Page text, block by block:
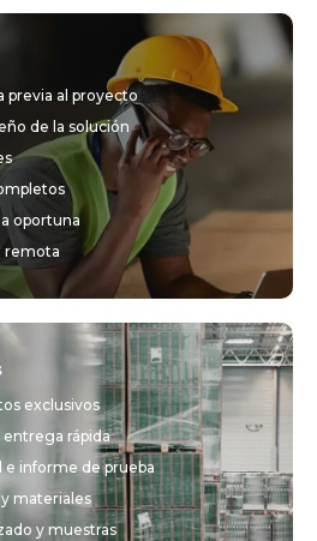
previa al proyecto
de la solución
oportuna
remota
exclusivos
rápida
e informe de prueba
materiales
y muestras